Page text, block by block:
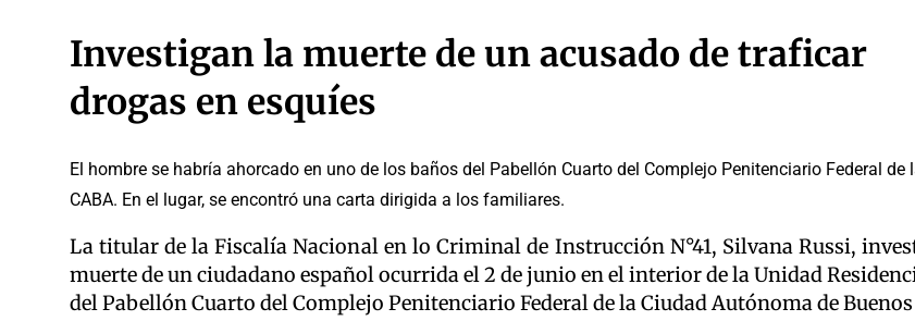
Investigan la muerte de un acusado de traficar
drogas en esquíes
El hombre se habría ahorcado en uno de los baños del Pabellón Cuarto del Complejo Penitenciario Federal de
CABA. En el lugar, se encontró una carta dirigida a los familiares.
La titular de la Fiscalía Nacional en lo Criminal de Instrucción N°41, Silvana Russi,
muerte de un ciudadano español ocurrida el 2 de junio en el interior de la Unidad
del Pabellón Cuarto del Complejo Penitenciario Federal de la Ciudad Autónoma de